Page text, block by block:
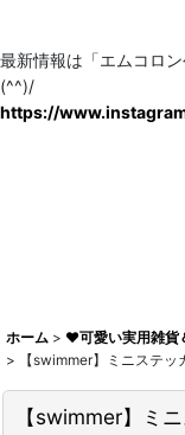
最新情報は「エムコロ
(^^)/
https://
ホーム > ♥可愛い実用雑貨
>
【swimmer】ミニステ
【swimmer】ミ